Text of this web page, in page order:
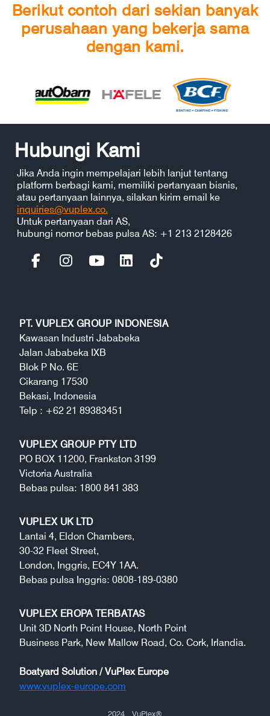
Berikut contoh dari sekian banyak
perusahaan yang bekerja sama
dengan kami.
Hubungi Kami
Jika Anda ingin mempelajari lebih lanjut tentang
platform berbagi kami, memiliki pertanyaan bisnis,
atau pertanyaan lainnya, silakan kirim email ke
inquiries@vuplex.co.
Untuk pertanyaan dari AS,
hubungi nomor bebas pulsa AS: +1 213 2128426
PT. VUPLEX GROUP INDONESIA
Kawasan Industri Jababeka
Jalan Jababeka IXB
Blok P No. 6E
Cikarang 17530
Bekasi, Indonesia
Telp : +62 21 89383451
VUPLEX GROUP PTY LTD
PO BOX 11200, Frankston 3199
Victoria Australia
Bebas pulsa: 1800 841 383
VUPLEX UK LTD
Lantai 4, Eldon Chambers,
30-32 Fleet Street,
London, Inggris, EC4Y 1AA.
Bebas pulsa Inggris: 0808-189-0380
VUPLEX EROPA TERBATAS
Unit 3D North Point House, North Point
Business Park, New Mallow Road, Co. Cork, Irlandia.
Boatyard Solution / VuPlex Europe
www.vuplex-europe.com
2024 . VuPlex®